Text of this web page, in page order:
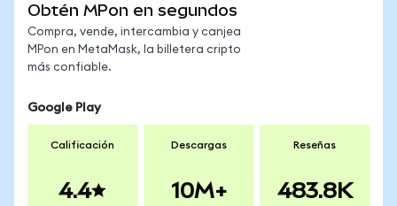
Obtén MPon en segundos
Compra, vende, intercambia y canjea
MPon en MetaMask, la billetera cripto
más confiable.
Google Play
Calificación
4.4
Descargas
10M+
Reseñas
483.8K